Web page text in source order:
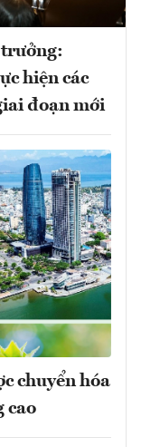
hiện các
đoạn mới
chuyển hóa
cao